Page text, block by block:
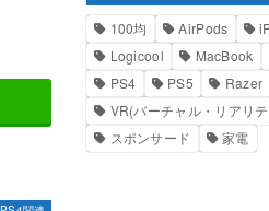
100均 AirPods
Logicool
MacBook
PS4
PS5
Razer
VR(バーチャル・リアリ
スポンサード
家電